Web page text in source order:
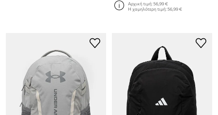
Αρχική τιμή:56,99 €
Η χαμηλότερη τιμή:56,99 €